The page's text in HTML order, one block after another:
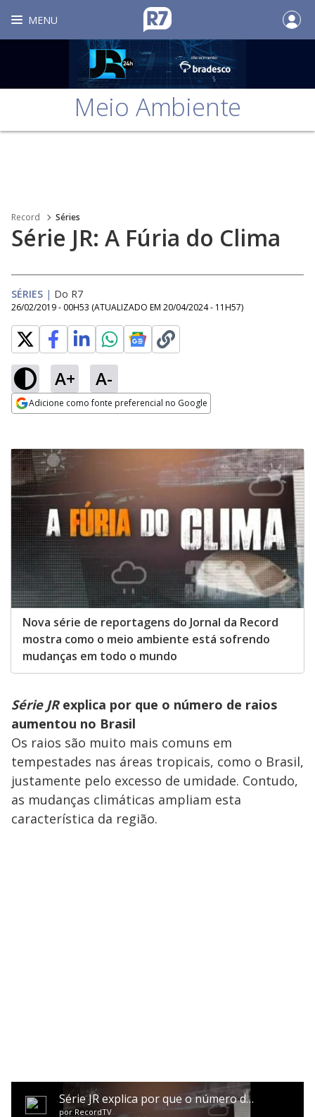
MENU
Meio Ambiente
Record Séries
Série JR: A Fúria do Clima
SÉRIES | Do R7
26/02/2019 - 00H53 (ATUALIZADO EM 20/04/2024 - 11H57)
A+ A-
Adicione como fonte preferencial no Google
Nova série de reportagens do Jornal da Record
mostra como o meio ambiente está sofrendo
mudanças em todo o mundo
Série JRexplica por que o número de raios
aumentou no Brasil
Os raios são muito mais comuns em
tempestades nas áreas tropicais, como o Brasil,
justamente pelo excesso de umidade. Contudo,
as mudanças climáticas ampliam esta
característica da região.